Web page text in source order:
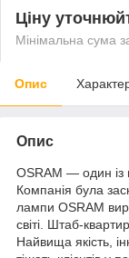
Ціну
Мінімальна сума
Опис
Опис
OSRAM — один із
Компанія була
лампи OSRAM
світі. Штаб-
Найвища якість,